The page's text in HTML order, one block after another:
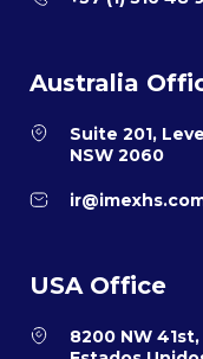
Australia
Suite 201,
NSW 2060
USA Office
8200 NW